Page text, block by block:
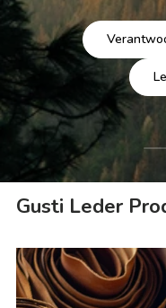
Over Gusti
Gusti Leder